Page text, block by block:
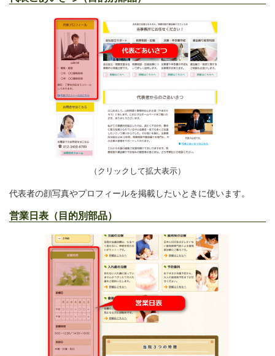
（クリックして拡大表示）
代表者の顔写真やプロフィールを掲載したいときに使います。
営業日表（目的別部品）